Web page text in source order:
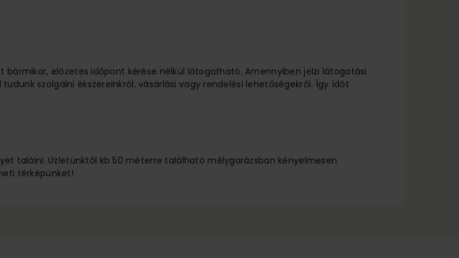
előzetes időpont kérése nélkül látogatható. Amennyiben jelzi látogatási
szolgálni ékszereinkről, vásárlási vagy rendelési lehetőségekről. Így ídőt
találni. Üzletünktől kb 50 méterre található mélygarázsban kényelmesen
térképünket!